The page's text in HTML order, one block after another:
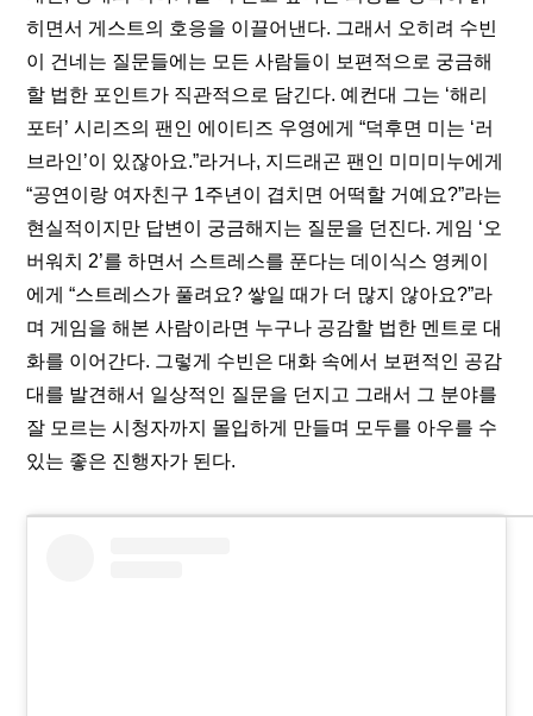
히면서 게스트의 호응을 이끌어낸다. 그래서 오히려 수빈
이 건네는 질문들에는 모든 사람들이 보편적으로 궁금해
할 법한 포인트가 직관적으로 담긴다. 예컨대 그는 ‘해리
포터’ 시리즈의 팬인 에이티즈 우영에게 “덕후면 미는 ‘러
브라인’이 있잖아요.”라거나, 지드래곤 팬인 미미미누에게
“공연이랑 여자친구 1주년이 겹치면 어떡할 거예요?”라는
현실적이지만 답변이 궁금해지는 질문을 던진다. 게임 ‘오
버워치 2’를 하면서 스트레스를 푼다는 데이식스 영케이
에게 “스트레스가 풀려요? 쌓일 때가 더 많지 않아요?”라
며 게임을 해본 사람이라면 누구나 공감할 법한 멘트로 대
화를 이어간다. 그렇게 수빈은 대화 속에서 보편적인 공감
대를 발견해서 일상적인 질문을 던지고 그래서 그 분야를
잘 모르는 시청자까지 몰입하게 만들며 모두를 아우를 수
있는 좋은 진행자가 된다.